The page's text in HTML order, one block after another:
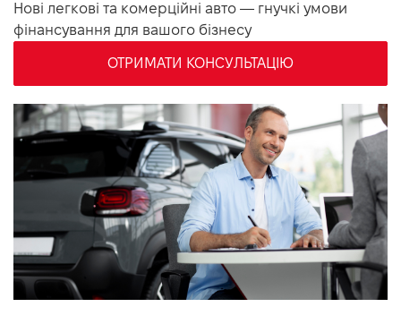
Нові легкові та комерційні авто — гнучкі умови
фінансування для вашого бізнесу
ОТРИМАТИ КОНСУЛЬТАЦІЮ
Вакансії
VIDI Кар'єра
Контакти
Підпишись на наш канал та слідкуй за
акціями, послугами та новинками